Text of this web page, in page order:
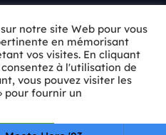
Tous droits réservés.
notre site Web pour vous
en mémorisant
vos visites. En cliquant
à l'utilisation de
vous pouvez visiter les
pour fournir un